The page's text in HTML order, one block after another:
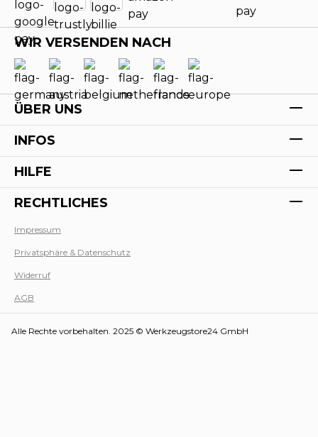
WIR VERSENDEN NACH
ÜBER UNS
INFOS
HILFE
RECHTLICHES
Impressum
Privatsphäre & Datenschutz
Widerruf
AGB
Alle Rechte vorbehalten. 2025 © Werkzeugstore24 GmbH